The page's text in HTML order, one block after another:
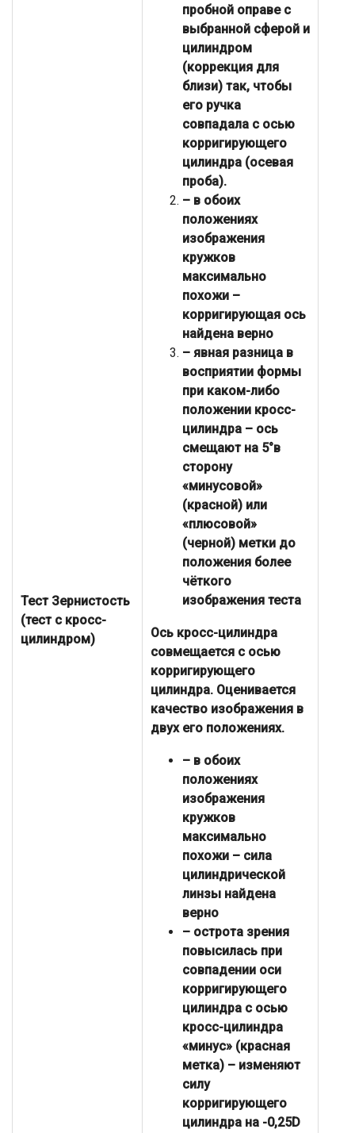
Тест Зернистость
(тест с кросс-
цилиндром)
пробной оправе с
выбранной сферой и
цилиндром
(коррекция для
близи) так, чтобы
его ручка
совпадала с осью
корригирующего
цилиндра (осевая
проба).
– в обоих
положениях
изображения
кружков
максимально
похожи –
корригирующая ось
найдена верно
– явная разница в
восприятии формы
при каком-либо
положении кросс-
цилиндра – ось
смещают на 5°в
сторону
«минусовой»
(красной) или
«плюсовой»
(черной) метки до
положения более
чёткого
изображения теста
Ось кросс-цилиндра
совмещается с осью
корригирующего
цилиндра. Оценивается
качество изображения в
двух его положениях.
– в обоих
положениях
изображения
кружков
максимально
похожи – сила
цилиндрической
линзы найдена
верно
– острота зрения
повысилась при
совпадении оси
корригирующего
цилиндра с осью
кросс-цилиндра
«минус» (красная
метка) – изменяют
силу
корригирующего
цилиндра на -0,25D